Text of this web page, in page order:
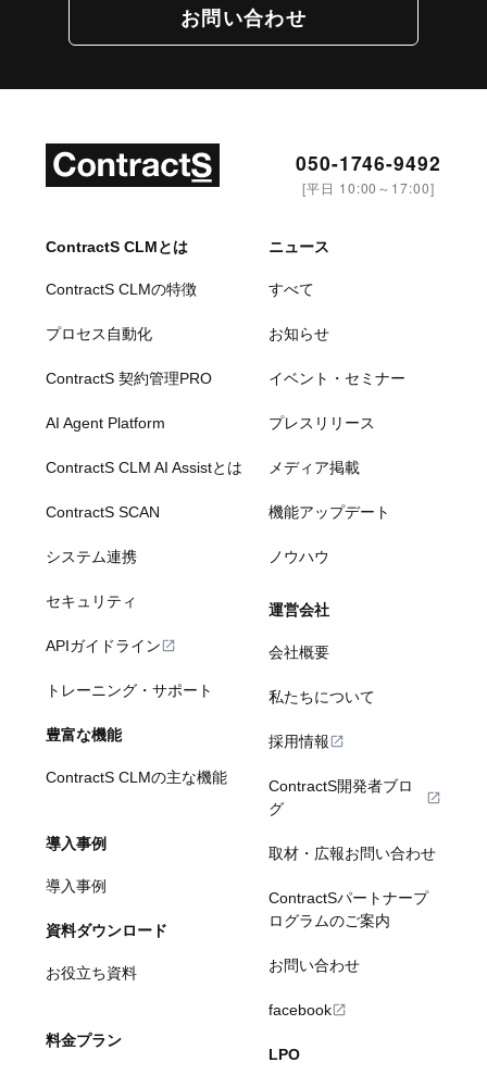
お問い合わせ
050-1746-9492
[平日 10:00～17:00]
ContractS CLMとは
ContractS CLMの特徴
プロセス自動化
ContractS 契約管理PRO
AI Agent Platform
ContractS CLM AI Assistとは
ContractS SCAN
システム連携
セキュリティ
APIガイドライン
トレーニング・サポート
豊富な機能
ContractS CLMの主な機能
導入事例
導入事例
資料ダウンロード
お役立ち資料
料金プラン
ニュース
すべて
お知らせ
イベント・セミナー
プレスリリース
メディア掲載
機能アップデート
ノウハウ
運営会社
会社概要
私たちについて
採用情報
ContractS開発者ブロ
グ
取材・広報お問い合わせ
ContractSパートナープ
ログラムのご案内
お問い合わせ
facebook
LPO